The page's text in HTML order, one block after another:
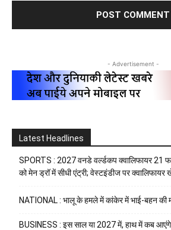
- Advertisement -
Latest Headlines
SPORTS : 2027 वनडे वर्ल्डकप क्वालिफायर 21
को मेन ड्रॉ में सीधी एंट्री; वेस्टइंडीज पर
NATIONAL : भालू के हमले में कांकेर में भाई-बहन की
BUSINESS : इस साल या 2027 में, हाथ में कब आएंगे